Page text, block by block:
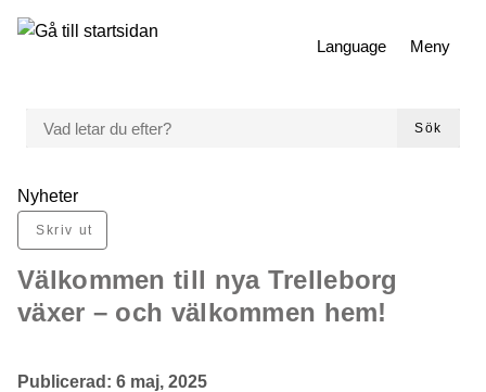
Gå till innehåll
till huvudmeny
Language
Meny
Sök
Du är här:
Nyheter
Skriv ut
Välkommen till nya Trelleborg
växer – och välkommen hem!
Publicerad: 6 maj, 2025